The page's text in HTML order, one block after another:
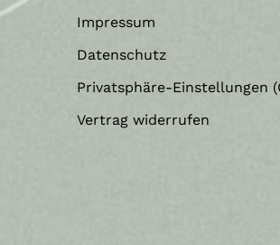
Impressum
Datenschutz
Privatsphäre-Einstellungen
Vertrag widerrufen